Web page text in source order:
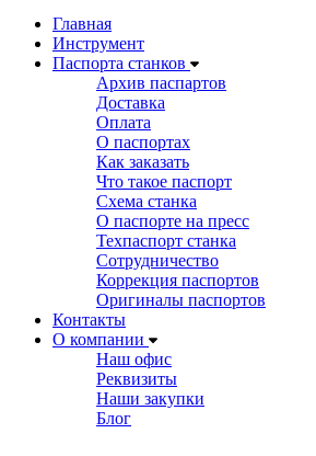
Главная
Инструмент
Паспорта станков
Архив паспартов
Доставка
Оплата
О паспортах
Как заказать
Что такое паспорт
Схема станка
О паспорте на пресс
Техпаспорт станка
Сотрудничество
Коррекция паспортов
Оригиналы паспортов
Контакты
О компании
Наш офис
Реквизиты
Наши закупки
Блог